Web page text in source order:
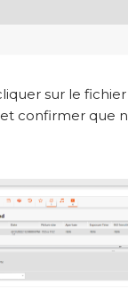
sur le
confirmer que